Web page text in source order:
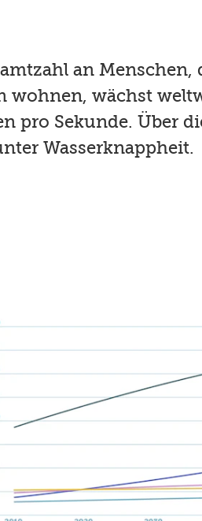
an
wohnen, wächst
pro Sekunde. Über
Wasserknappheit.